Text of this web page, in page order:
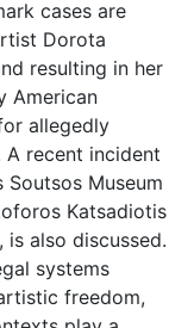
cases are
Dorota
resulting in her
American
allegedly
recent incident
Museum
Katsadiotis
also discussed.
systems
freedom,